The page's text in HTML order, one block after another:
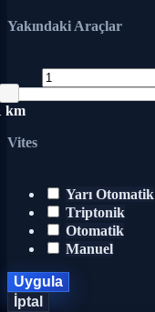
Yakındaki Araçlar
km
Vites
Yarı Otomatik
Triptonik
Otomatik
Manuel
Uygula
İptal